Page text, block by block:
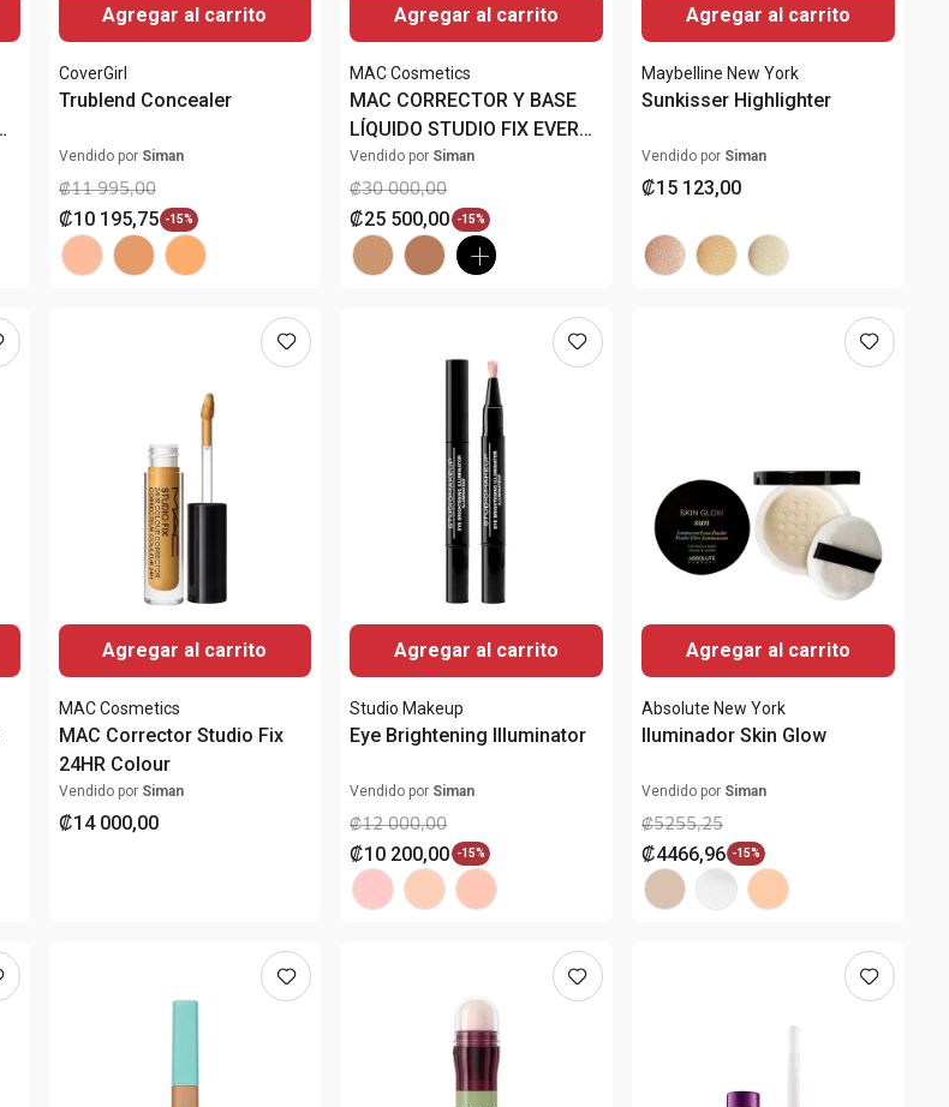
Agregar al carrito
CoverGirl
Trublend Concealer
Vendido por Siman
₡11 995,00
₡10 195,75 -15%
Agregar al carrito
MAC Cosmetics
MAC CORRECTOR Y BASE
LÍQUIDO STUDIO FIX EVERY
WEAR ALL-OVER PEN
Vendido por Siman
₡30 000,00
₡25 500,00 -15%
Agregar al carrito
Maybelline New York
Sunkisser Highlighter
Vendido por Siman
₡15 123,00
Agregar al carrito
MAC Cosmetics
MAC Corrector Studio Fix
24HR Colour
Vendido por Siman
₡14 000,00
Agregar al carrito
Studio Makeup
Eye Brightening Illuminator
Vendido por Siman
₡12 000,00
₡10 200,00 -15%
Agregar al carrito
Absolute New York
Iluminador Skin Glow
Vendido por Siman
₡5255,25
₡4466,96 -15%